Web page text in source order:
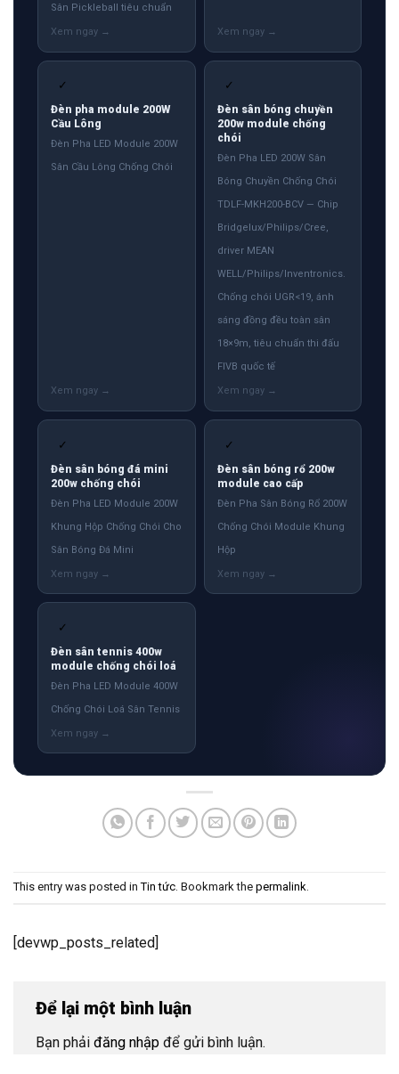
Sân Pickleball tiêu chuẩn
✓
Đèn pha module 200W
Cầu Lông
Đèn Pha LED Module 200W
Sân Cầu Lông Chống Chói
✓
Đèn sân bóng chuyền
200w module chống
chói
Đèn Pha LED 200W Sân
Bóng Chuyền Chống Chói
TDLF-MKH200-BCV — Chip
Bridgelux/Philips/Cree,
driver MEAN
WELL/Philips/Inventronics.
Chống chói UGR<19, ánh
sáng đồng đều toàn sân
18×9m, tiêu chuẩn thi đấu
FIVB quốc tế
✓
Đèn sân bóng đá mini
200w chống chói
Đèn Pha LED Module 200W
Khung Hộp Chống Chói Cho
Sân Bóng Đá Mini
✓
Đèn sân bóng rổ 200w
module cao cấp
Đèn Pha Sân Bóng Rổ 200W
Chống Chói Module Khung
Hộp
✓
Đèn sân tennis 400w
module chống chói loá
Đèn Pha LED Module 400W
Chống Chói Loá Sân Tennis
This entry was posted inTin tức. Bookmark the permalink.
[devwp_posts_related]
Để lại một bình luận
Bạn phải đăng nhập để gửi bình luận.